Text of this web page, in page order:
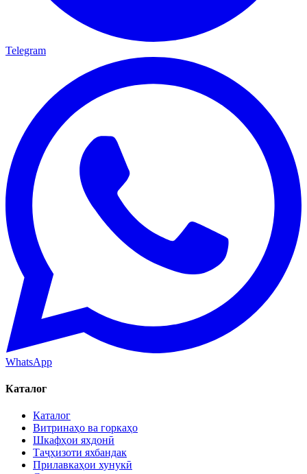
Telegram
WhatsApp
Каталог
Каталог
Витринаҳо ва горкаҳо
Шкафҳои яхдонӣ
Таҷҳизоти яхбандак
Прилавкаҳои хунукӣ